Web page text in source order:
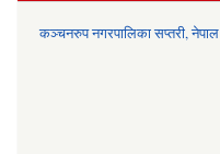
कञ्चनरुप नगरपालिका सप्तरी, नेपाल